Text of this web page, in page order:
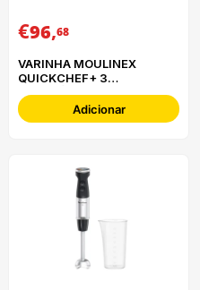
€96,68
VARINHA MOULINEX
QUICKCHEF+ 3
ACESSÓRIOS - DD674810
Adicionar